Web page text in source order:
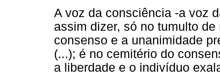
A voz da consciência -a voz
assim dizer, só no tumulto
consenso e a unanimidade
(...); é no cemitério do
a liberdade e o indivíduo